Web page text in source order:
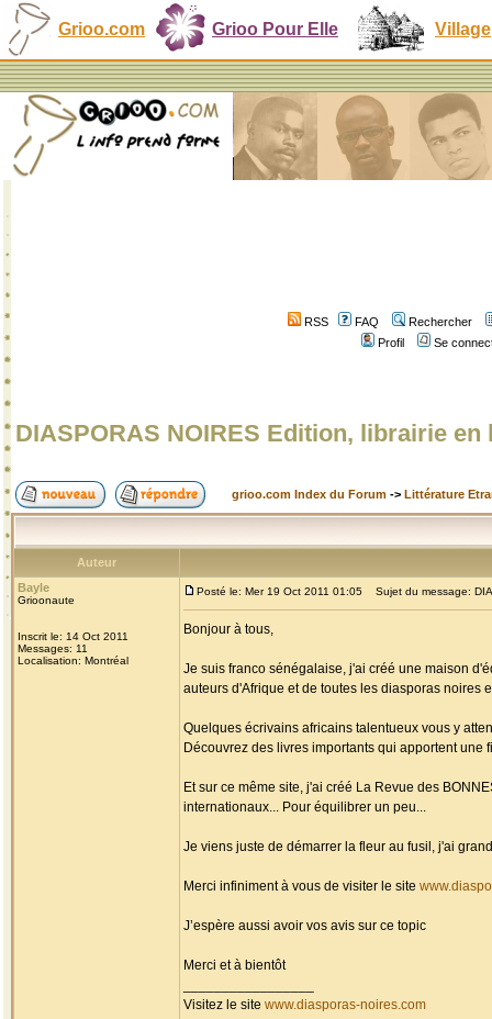
Grioo.com Grioo Pour Elle Village
RSS FAQ
Rechercher
Profil
Se
DIASPORAS NOIRES Edition, librairie en
grioo.com Index du Forum -> Littérature
Auteur
Bayle
Grioonaute
Inscrit le: 14 Oct 2011
Messages: 11
Localisation: Montréal
Posté le: Mer 19 Oct 2011 01:05 Sujet du message:
Bonjour à tous,
Je suis franco sénégalaise, j'ai créé une maison
auteurs d'Afrique et de toutes les diasporas noires
Quelques écrivains africains talentueux vous y
Découvrez des livres importants qui apportent
Et sur ce même site, j'ai créé La Revue des
internationaux... Pour équilibrer un peu...
Je viens juste de démarrer la fleur au fusil, j'ai
Merci infiniment à vous de visiter le site
J’espère aussi avoir vos avis sur ce topic
Merci et à bientôt
Visitez le site www.diasporas-noires.com